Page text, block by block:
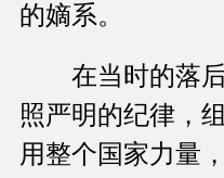
的嫡系。
在当时的落后
照严明的纪律，
用整个国家力量